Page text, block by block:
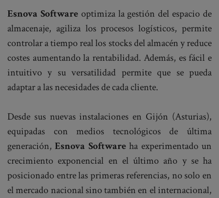
Esnova Softwareoptimiza la gestión del espacio de
almacenaje, agiliza los procesos logísticos, permite
controlar a tiempo real los stocks del almacén y reduce
costes aumentando la rentabilidad. Además, es fácil e
intuitivo y su versatilidad permite que se pueda
adaptar a las necesidades de cada cliente.
Desde sus nuevas instalaciones en Gijón (Asturias),
equipadas con medios tecnológicos de última
generación,Esnova Softwareha experimentado un
crecimiento exponencial en el último año y se ha
posicionado entre las primeras referencias, no solo en
el mercado nacional sino también en el internacional,